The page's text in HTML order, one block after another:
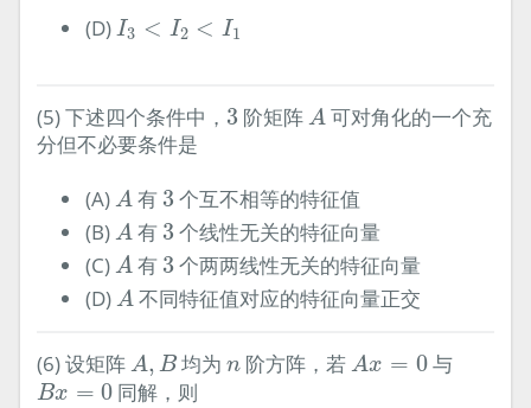
(D) I3 < I2 < I1
I3 <I2 < 1
(5) 下述四个条件中， 3
3 阶矩阵 A
A 可对角化的一个充
分但不必要条件是
(A)A
A 有 3
3 个互不相等的特征值
(B)A
A 有 3
3 个线性无关的特征向量
(C)A
A 有 3
3 个两两线性无关的特征向量
(D)A
A 不同特征值对应的特征向量正交
(6) 设矩阵 A, B
A B 均为n
n 阶方阵，若Ax = 0
Ax= 与
Bx = 0
Bx=0 同解，则